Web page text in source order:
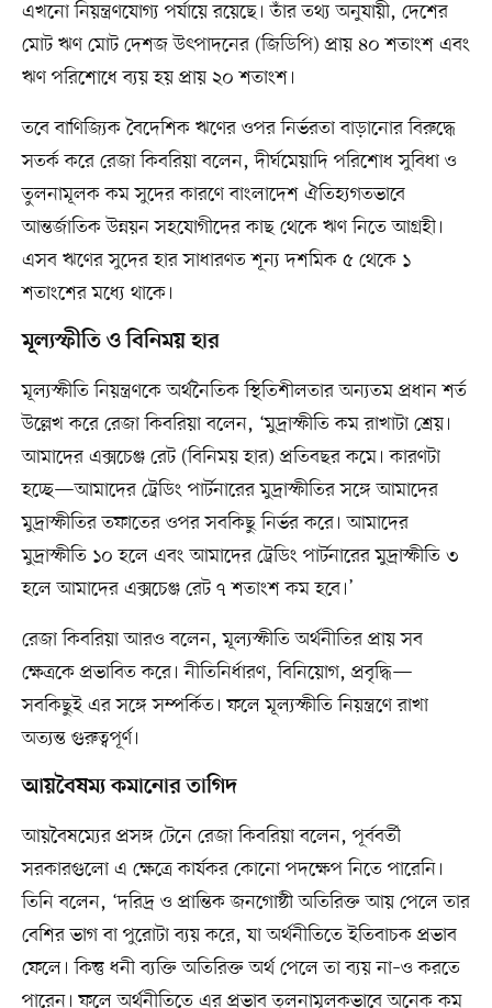
এখনো নিয়ন্ত্রণযোগ্য পর্যায়ে রয়েছে। তাঁর তথ্য অনুযায়ী, দেশের
মোট ঋণ মোট দেশজ উৎপাদনের (জিডিপি) প্রায় ৪০ শতাংশ এবং
ঋণ পরিশোধে ব্যয় হয় প্রায় ২০ শতাংশ।
তবে বাণিজ্যিক বৈদেশিক ঋণের ওপর নির্ভরতা বাড়ানোর বিরুদ্ধে
সতর্ক করে রেজা কিবরিয়া বলেন, দীর্ঘমেয়াদি পরিশোধ সুবিধা ও
তুলনামূলক কম সুদের কারণে বাংলাদেশ ঐতিহ্যগতভাবে
আন্তর্জাতিক উন্নয়ন সহযোগীদের কাছ থেকে ঋণ নিতে আগ্রহী।
এসব ঋণের সুদের হার সাধারণত শূন্য দশমিক ৫ থেকে ১
শতাংশের মধ্যে থাকে।
মূল্যস্ফীতি ও বিনিময় হার
মূল্যস্ফীতি নিয়ন্ত্রণকে অর্থনৈতিক স্থিতিশীলতার অন্যতম প্রধান শর্ত
উল্লেখ করে রেজা কিবরিয়া বলেন, ‘মুদ্রাস্ফীতি কম রাখাটা শ্রেয়।
আমাদের এক্সচেঞ্জ রেট (বিনিময় হার) প্রতিবছর কমে। কারণটা
হচ্ছে—আমাদের ট্রেডিং পার্টনারের মুদ্রাস্ফীতির সঙ্গে আমাদের
মুদ্রাস্ফীতির তফাতের ওপর সবকিছু নির্ভর করে। আমাদের
মুদ্রাস্ফীতি ১০ হলে এবং আমাদের ট্রেডিং পার্টনারের মুদ্রাস্ফীতি ৩
হলে আমাদের এক্সচেঞ্জ রেট ৭ শতাংশ কম হবে।’
রেজা কিবরিয়া আরও বলেন, মূল্যস্ফীতি অর্থনীতির প্রায় সব
ক্ষেত্রকে প্রভাবিত করে। নীতিনির্ধারণ, বিনিয়োগ, প্রবৃদ্ধি—
সবকিছুই এর সঙ্গে সম্পর্কিত। ফলে মূল্যস্ফীতি নিয়ন্ত্রণে রাখা
অত্যন্ত গুরুত্বপূর্ণ।
আয়বৈষম্য কমানোর তাগিদ
আয়বৈষম্যের প্রসঙ্গ টেনে রেজা কিবরিয়া বলেন, পূর্ববর্তী
সরকারগুলো এ ক্ষেত্রে কার্যকর কোনো পদক্ষেপ নিতে পারেনি।
তিনি বলেন, ‘দরিদ্র ও প্রান্তিক জনগোষ্ঠী অতিরিক্ত আয় পেলে তার
বেশির ভাগ বা পুরোটা ব্যয় করে, যা অর্থনীতিতে ইতিবাচক প্রভাব
ফেলে। কিন্তু ধনী ব্যক্তি অতিরিক্ত অর্থ পেলে তা ব্যয় না–ও করতে
পারেন। ফলে অর্থনীতিতে এর প্রভাব তুলনামূলকভাবে অনেক কম